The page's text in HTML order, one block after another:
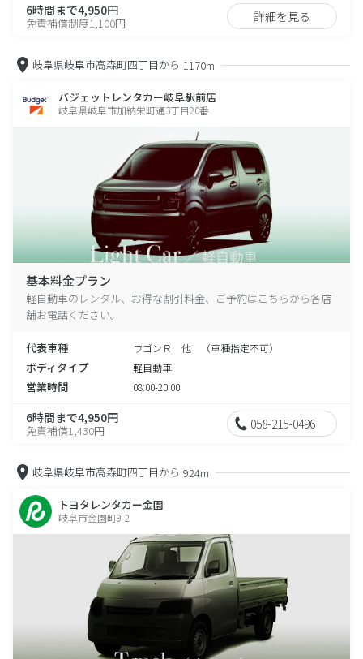
6時間まで4,950円
免責補償制度1,100円 詳細を見る
岐阜県岐阜市高森町四丁目から 1170m
バジェットレンタカー岐阜駅前店
岐阜県岐阜市加納栄町通3丁目20番
基本料金プラン
軽自動車のレンタル、お得な割引料金、ご予約はこちらから各店
舗お電話ください。
代表車種 ワゴンＲ 他 （車種指定不可）
ボディタイプ 軽自動車
営業時間 08:00-20:00
6時間まで4,950円
免責補償1,430円 058-215-0496
岐阜県岐阜市高森町四丁目から 924m
トヨタレンタカー金園
岐阜市金園町9-2